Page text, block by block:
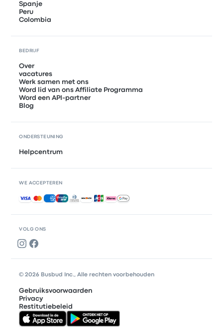
VOLG ONS
Spanje
Peru
Colombia
BEDRIJF
Over
vacatures
Werk samen met ons
Word lid van ons Affiliate Programma
Word een API-partner
Blog
ONDERSTEUNING
Helpcentrum
WE ACCEPTEREN
Geaccepteerde betalingen
© 2026 Busbud Inc., Alle rechten voorbehouden
Gebruiksvoorwaarden
Privacy
Restitutiebeleid